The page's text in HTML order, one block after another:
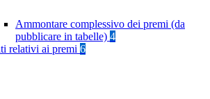
Ammontare complessivo dei premi (da
pubblicare in tabelle) 4
relativi ai premi 6